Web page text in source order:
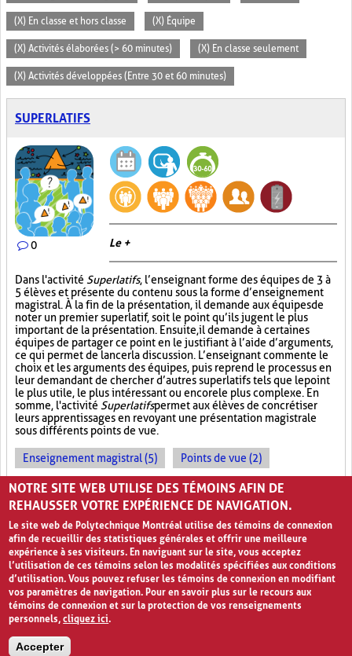
(X) En classe et hors classe (X) Équipe
(X) Activités élaborées (> 60 minutes) (X) En classe seulement
(X) Activités développées (Entre 30 et 60 minutes)
SUPERLATIFS
0 Le +
Dans l'activité Superlatifs, l’enseignant forme des équipes de 3 à
5 élèves et présente du contenu sous la forme d’enseignement
magistral. À la fin de la présentation, il demande aux équipes de
noter un premier superlatif, soit le point qu’ils jugent le plus
important de la présentation. Ensuite, il demande à certaines
équipes de partager ce point en le justifiant à l’aide d’arguments,
ce qui permet de lancer la discussion. L’enseignant commente le
choix et les arguments des équipes, puis reprend le processus en
leur demandant de chercher d’autres superlatifs tels que le point
le plus utile, le plus intéressant ou encore le plus complexe. En
somme, l'activité Superlatifspermet aux élèves de concrétiser
leurs apprentissages en revoyant une présentation magistrale
sous différents points de vue.
Enseignement magistral (5) Points de vue (2)
Travail d'équipe (8)
NOTRE SITE WEB UTILISE DES TÉMOINS AFIN DE
REHAUSSER VOTRE EXPÉRIENCE DE NAVIGATION.
Le site web de Polytechnique Montréal utilise des témoins de connexion
afin de recueillir des statistiques générales et offrir une meilleure
expérience à ses visiteurs. En naviguant sur le site, vous acceptez
l’utilisation de ces témoins selon les modalités spécifiées aux conditions
d’utilisation. Vous pouvez refuser les témoins de connexion en modifiant
vos paramètres de navigation. Pour en savoir plus sur le recours aux
témoins de connexion et sur la protection de vos renseignements
personnels,cliquez ici.
Accepter